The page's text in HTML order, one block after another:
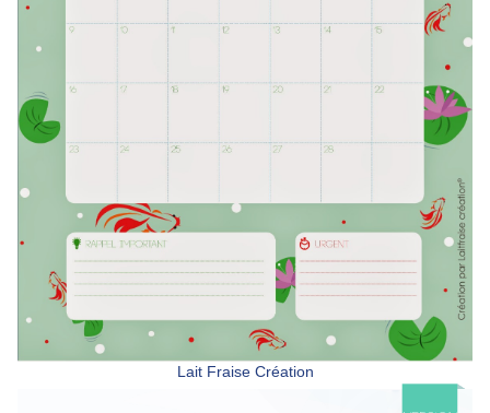
Lait Fraise Création